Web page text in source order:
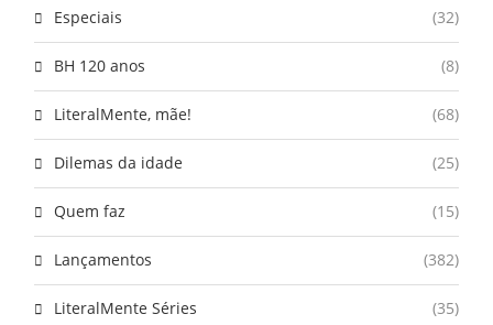
Especiais (32)
BH 120 anos (8)
LiteralMente, mãe! (68)
Dilemas da idade (25)
Quem faz (15)
Lançamentos (382)
LiteralMente Séries (35)